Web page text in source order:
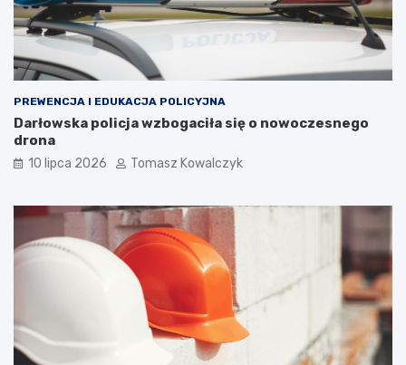
PREWENCJA I EDUKACJA POLICYJNA
Darłowska policja wzbogaciła się o nowoczesnego
drona
10 lipca 2026 Tomasz Kowalczyk